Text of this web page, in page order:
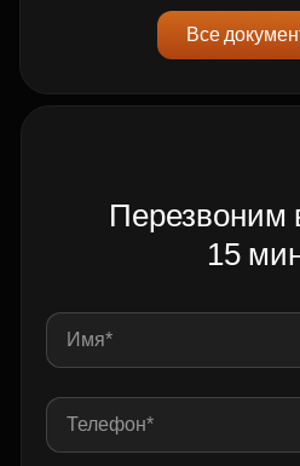
Все
Перезвоним
15